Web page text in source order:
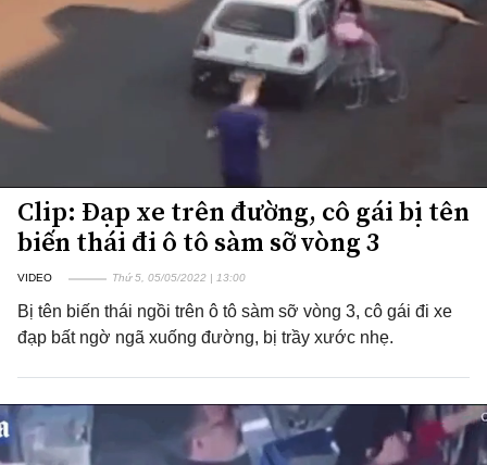
Clip: Đạp xe trên đường, cô gái bị tên
biến thái đi ô tô sàm sỡ vòng 3
VIDEO Thứ 5, 05/05/2022 | 13:00
Bị tên biến thái ngồi trên ô tô sàm sỡ vòng 3, cô gái đi xe
đạp bất ngờ ngã xuống đường, bị trầy xước nhẹ.